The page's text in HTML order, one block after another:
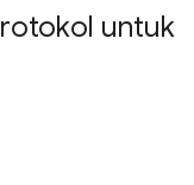
untuk